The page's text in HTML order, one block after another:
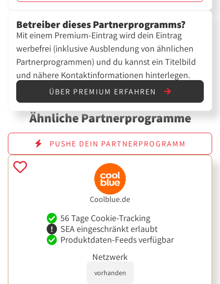
Betreiber dieses Partnerprogramms?
Mit einem Premium-Eintrag wird dein Eintrag
werbefrei (inklusive Ausblendung von ähnlichen
Partnerprogrammen) und du kannst ein Titelbild
und nähere Kontaktinformationen hinterlegen.
ÜBER PREMIUM ERFAHREN
Ähnliche Partnerprogramme
PUSHE DEIN PARTNERPROGRAMM
Coolblue.de
56 Tage Cookie-Tracking
SEA eingeschränkt erlaubt
Produktdaten-Feeds verfügbar
Netzwerk
vorhanden